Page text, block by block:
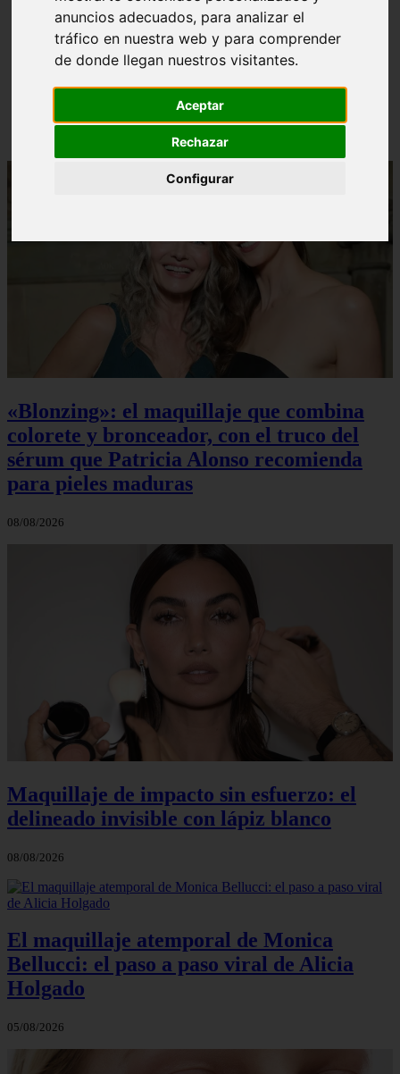
anuncios adecuados, para analizar el
tráfico en nuestra web y para comprender
de donde llegan nuestros visitantes.
Aceptar
Rechazar
Configurar
¿Cuál es la mejor crema anticelulíticas? opiniones y
análisis
«Blonzing»: el maquillaje que combina
colorete y bronceador, con el truco del
sérum que Patricia Alonso recomienda
para pieles maduras
08/08/2026
Maquillaje de impacto sin esfuerzo: el
delineado invisible con lápiz blanco
08/08/2026
El maquillaje atemporal de Monica
Bellucci: el paso a paso viral de Alicia
Holgado
05/08/2026